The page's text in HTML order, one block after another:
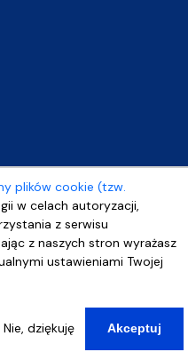
plików cookie (tzw.
w celach autoryzacji,
z serwisu
z naszych stron wyrażasz
ustawieniami Twojej
Nie, dziękuję Akceptuj